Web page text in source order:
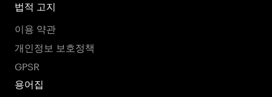
법적 고지
이용 약관
개인정보 보호정책
GPSR
용어집